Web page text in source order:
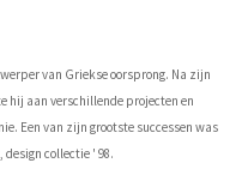
van Griekse oorsprong. Na zijn
hij aan verschillende projecten en
Een van zijn grootste successen was
collectie ' 98.